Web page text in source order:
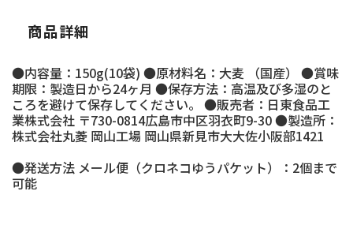
商品詳細
●内容量：150g(10袋) ●原材料名：大麦 （国産） ●賞味
期限：製造日から24ヶ月 ●保存方法：高温及び多湿のと
ころを避けて保存してください。 ●販売者：日東食品工
業株式会社 〒730-0814広島市中区羽衣町9-30 ●製造所：
株式会社丸菱 岡山工場 岡山県新見市大大佐小阪部1421
●発送方法 メール便（クロネコゆうパケット）：2個まで
可能